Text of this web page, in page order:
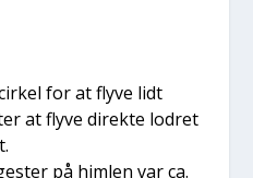
for at fly­ve lidt
at fly­ve direk­te lodret
på him­len var ca.